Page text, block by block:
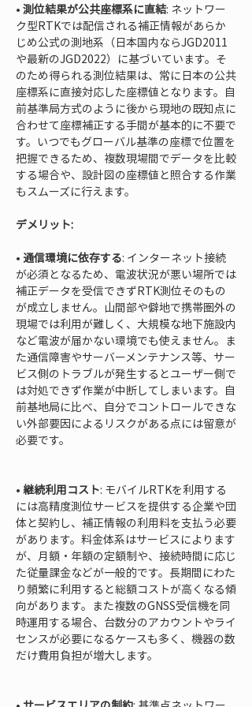
• 測位結果が公共座標系に直結: ネットワー
ク型RTKでは配信される補正情報があらか
じめ公式の測地系（日本国内ならJGD2011
や最新のJGD2022）に基づいています。そ
のため得られる測位結果は、常に日本の公共
座標系に直接対応した座標値となります。自
前基準局方式のように後から現地の既知点に
合わせて座標補正する手間が基本的に不要で
す。いつでもグローバル基準の座標で位置を
把握できるため、複数現場間でデータを比較
する場合や、設計図の座標値と照合する作業
もスムーズに行えます。
デメリット:
• 通信環境に依存する: インターネット接続
が必須となるため、電波状況が悪い場所では
補正データを受信できずRTK測位そのもの
が成立しません。山間部や僻地で携帯圏外の
現場では利用が難しく、大規模な地下施設内
など電波が届かない環境でも使えません。ま
た通信障害やサーバーメンテナンス等、サー
ビス側のトラブルが発生するとユーザー側で
は対処できず作業が中断してしまいます。自
前基地局に比べ、自分でコントロールできな
い外部要因によるリスクがある点には留意が
必要です。
• 継続利用コスト: モバイルRTKを利用する
には高精度測位サービスを提供する企業や団
体と契約し、補正情報の利用料を支払う必要
があります。料金体系はサービスによります
が、月額・年額の定額制や、接続時間に応じ
た従量課金などが一般的です。長期間にわた
り頻繁に利用すると総額コストが高くなる傾
向があります。また複数のGNSS受信機を同
時運用する場合、台数分のアカウントやライ
センスが必要になるケースも多く、機器の数
だけ費用負担が増大します。